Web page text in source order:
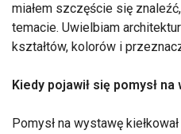
miałem szczęście się
temacie. Uwielbiam
kształtów, kolorów i
Kiedy pojawił się pomysł na
Pomysł na wystawę